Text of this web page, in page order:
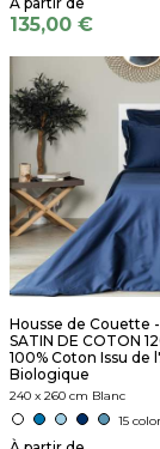
135,00 €
Housse de Couette
SATIN DE COTON
100% Coton Issu de
Biologique
240 x 260 cm Blanc
15